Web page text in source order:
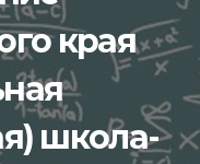
края
школа-